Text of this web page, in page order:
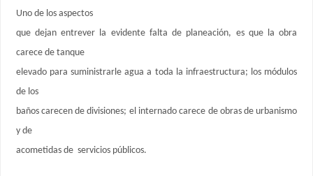
Uno de los aspectos
que dejan entrever la evidente falta de planeación, es que la obra
carece de tanque
elevado para suministrarle agua a toda la infraestructura; los módulos
de los
baños carecen de divisiones; el internado carece de obras de urbanismo
y de
acometidas de servicios públicos.